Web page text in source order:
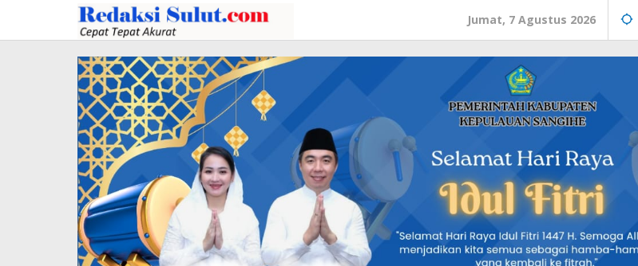
konten
Jumat, 7 Agustus 2026